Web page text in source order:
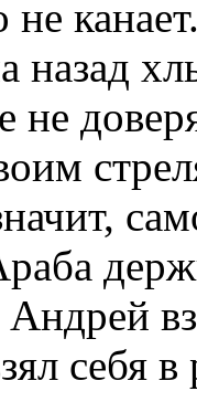
не
назад
не
себя в